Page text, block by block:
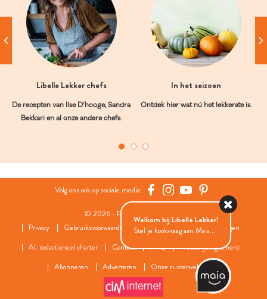
Libelle Lekker chefs
De recepten van Ilse D’hooge, Sandra
Bekkari en al onze andere chefs.
In het seizoen
Ontdek hier wat nú het lekkerste is.
Volg ons ook op sociale media:
© 2026 - Roularta Media Group
Privacy
Gebruiksvoorwaarden Cookies
Cookies instellingen
AI: redactioneel charter
Contact FAQ
Wedstrijdreglement
Abonneren
Adverteren Onze zusterwebsites
Welkom bij Libelle Lekker!
Stel je kookvraag aan Maia...